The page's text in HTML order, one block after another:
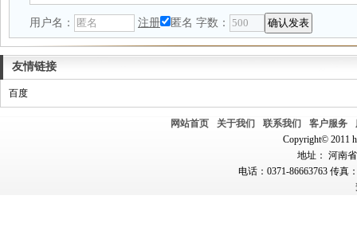
用户名： 注册 匿名 字数：
友情链接
百度
网站首页 关于我们 联系我们 客户服务
Copyright© 2011
地址： 河南
电话：0371-86663763 传真